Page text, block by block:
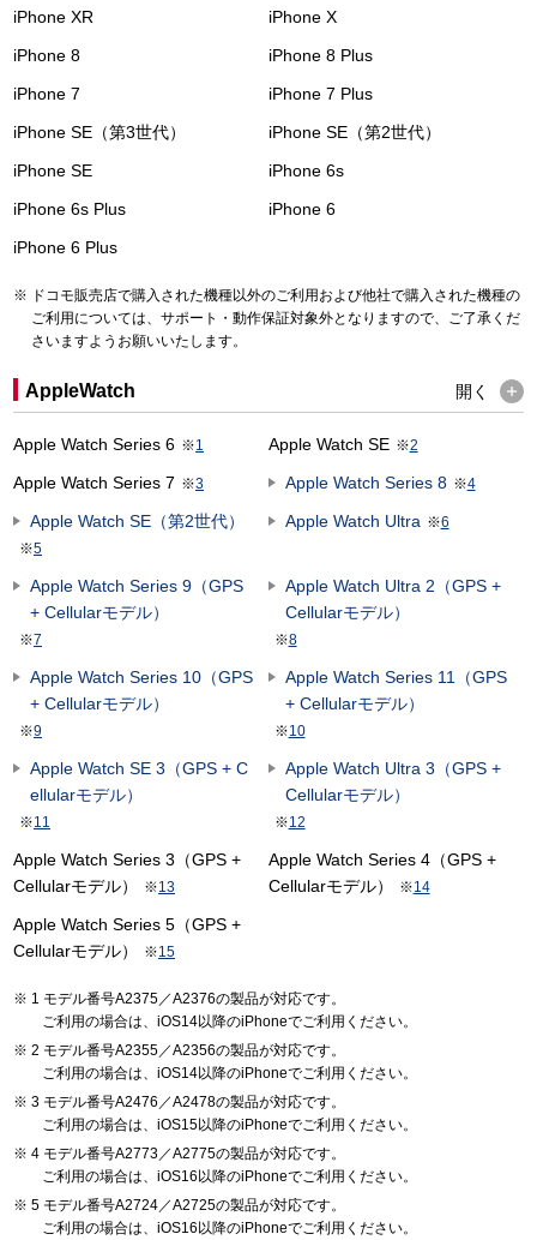
iPhone XR
iPhone X
iPhone 8
iPhone 8 Plus
iPhone 7
iPhone 7 Plus
iPhone SE（第3世代）
iPhone SE（第2世代）
iPhone SE
iPhone 6s
iPhone 6s Plus
iPhone 6
iPhone 6 Plus
ドコモ販売店で購入された機種以外のご利用および他社で購入された機種の
ご利用については、サポート・動作保証対象外となりますので、ご了承くだ
さいますようお願いいたします。
AppleWatch 開く
Apple Watch Series 6 ※1 Apple Watch SE ※2
Apple Watch Series 7 ※3 Apple Watch Series 8 ※4
Apple Watch SE（第2世代）
※5
Apple Watch Ultra ※6
Apple Watch Series 9（GPS
+ Cellularモデル）
※7
Apple Watch Ultra 2（GPS +
Cellularモデル）
※8
Apple Watch Series 10（GPS
+ Cellularモデル）
※9
Apple Watch Series 11（GPS
+ Cellularモデル）
※10
Apple Watch SE 3（GPS + C
ellularモデル）
※11
Apple Watch Ultra 3（GPS +
Cellularモデル）
※12
Apple Watch Series 3（GPS +
Cellularモデル）
※13
Apple Watch Series 4（GPS +
Cellularモデル）
※14
Apple Watch Series 5（GPS +
Cellularモデル）
※15
1 モデル番号A2375／A2376の製品が対応です。
ご利用の場合は、iOS14以降のiPhoneでご利用ください。
2 モデル番号A2355／A2356の製品が対応です。
ご利用の場合は、iOS14以降のiPhoneでご利用ください。
3 モデル番号A2476／A2478の製品が対応です。
ご利用の場合は、iOS15以降のiPhoneでご利用ください。
4 モデル番号A2773／A2775の製品が対応です。
ご利用の場合は、iOS16以降のiPhoneでご利用ください。
5 モデル番号A2724／A2725の製品が対応です。
ご利用の場合は、iOS16以降のiPhoneでご利用ください。